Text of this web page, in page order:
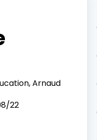
Arnaud
22